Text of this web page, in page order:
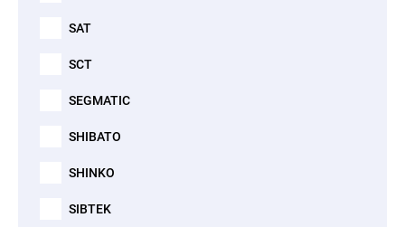
SAT
SCT
SEGMATIC
SHIBATO
SHINKO
SIBTEK